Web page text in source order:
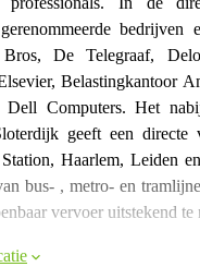
bedrijven
De Telegraaf,
Belastingkantoor
Computers. Het
geeft een directe
Haarlem, Leiden
bus- , metro- en
vervoer uitstekend te